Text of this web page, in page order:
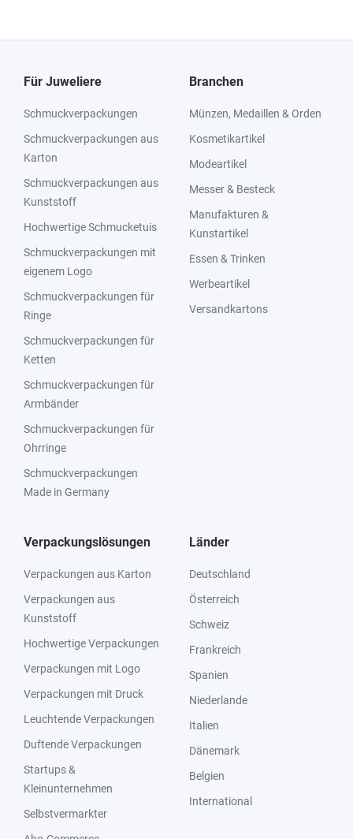
Für Juweliere
Schmuckverpackungen
Schmuckverpackungen aus
Karton
Schmuckverpackungen aus
Kunststoff
Hochwertige Schmucketuis
Schmuckverpackungen mit
eigenem Logo
Schmuckverpackungen für
Ringe
Schmuckverpackungen für
Ketten
Schmuckverpackungen für
Armbänder
Schmuckverpackungen für
Ohrringe
Schmuckverpackungen
Made in Germany
Branchen
Münzen, Medaillen & Orden
Kosmetikartikel
Modeartikel
Messer & Besteck
Manufakturen &
Kunstartikel
Essen & Trinken
Werbeartikel
Versandkartons
Verpackungslösungen
Verpackungen aus Karton
Verpackungen aus
Kunststoff
Hochwertige Verpackungen
Verpackungen mit Logo
Verpackungen mit Druck
Leuchtende Verpackungen
Duftende Verpackungen
Startups &
Kleinunternehmen
Selbstvermarkter
Länder
Deutschland
Österreich
Schweiz
Frankreich
Spanien
Niederlande
Italien
Dänemark
Belgien
International